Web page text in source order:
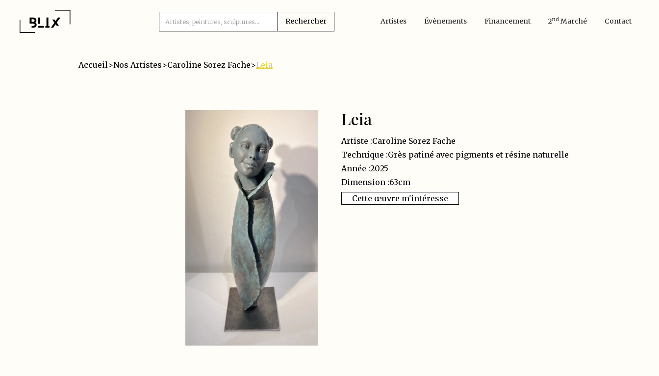
Artistes Évènements Financement 2Nd Marché Contact
Accueil>Nos Artistes>Caroline Sorez Fache>Leia
Leia
Artiste :Caroline Sorez Fache
Technique :Grès patiné avec pigments et résine naturelle
Année :2025
Dimension :63cm
Cette œuvre m'intéresse